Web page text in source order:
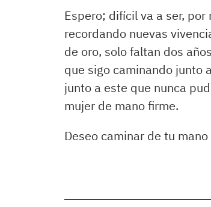
Espero; difícil va a ser,
recordando nuevas
de oro, solo faltan dos
que sigo caminando junto
junto a este que nunca
mujer de mano firme.
Deseo caminar de tu